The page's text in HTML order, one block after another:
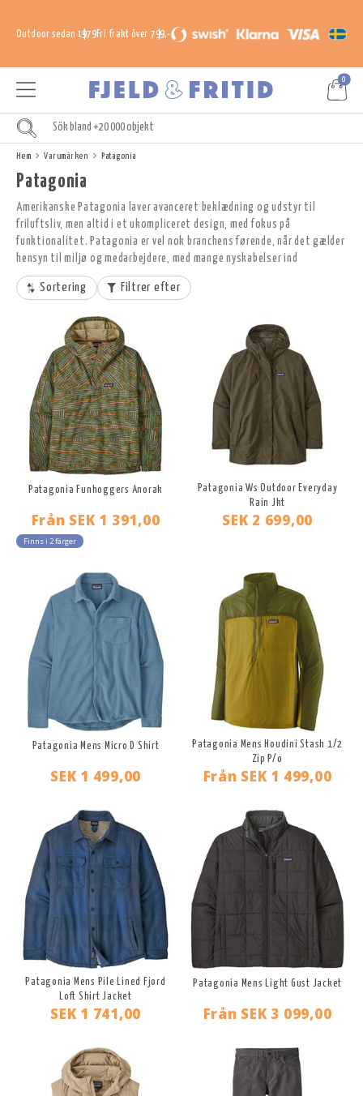
Outdoor sedan 1979Fri frakt över 799,-
0
Hem Varumärken Patagonia
Patagonia
Amerikanske Patagonia laver avanceret beklædning og udstyr til
friluftsliv, men altid i et ukompliceret design, med fokus på
funktionalitet. Patagonia er vel nok branchens førende, når det gælder
hensyn til miljø og medarbejdere, med mange nyskabelser ind
Sortering Filtrer efter
Patagonia Funhoggers Anorak
Från SEK 1 391,00
Finns i 2 färger
Patagonia Ws Outdoor Everyday
Rain Jkt
SEK 2 699,00
Patagonia Mens Micro D Shirt
SEK 1 499,00
Patagonia Mens Houdini Stash 1/2
Zip P/o
Från SEK 1 499,00
Patagonia Mens Pile Lined Fjord
Loft Shirt Jacket
SEK 1 741,00
Patagonia Mens Light Gust Jacket
Från SEK 3 099,00